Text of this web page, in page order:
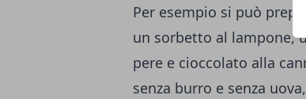
Per esempio si può
un sorbetto al lampone,
pere e cioccolato alla
senza burro e senza